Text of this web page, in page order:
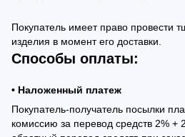
Покупатель имеет право провести
изделия в момент его доставки.
Способы оплаты:
• Наложенный платеж
Покупатель-получатель посылки
комиссию за перевод средств 2% +